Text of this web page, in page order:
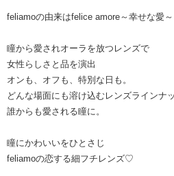
feliamoの由来はfelice amore～幸せな愛～
瞳から愛されオーラを放つレンズで
女性らしさと品を演出
オンも、オフも、特別な日も。
どんな場面にも溶け込むレンズラインナ
誰からも愛される瞳に。
瞳にかわいいをひとさじ
feliamoの恋する細フチレンズ♡